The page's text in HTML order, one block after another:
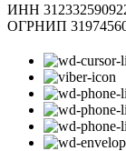
ИНН
ОГРНИП